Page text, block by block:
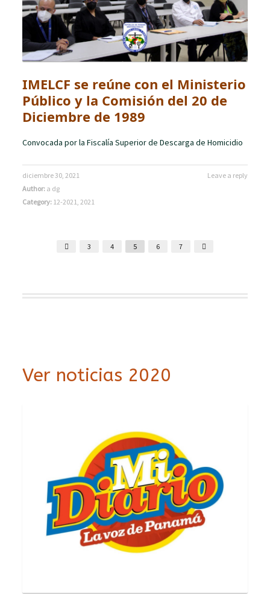
IMELCF se reúne con el Ministerio
Público y la Comisión del 20 de
Diciembre de 1989
Convocada por la Fiscalía Superior de Descarga de Homicidio
Leave a reply
diciembre 30, 2021
Author: a dg
Category: 12-2021 ,2021
3 4 5 6 7
Ver noticias 2020